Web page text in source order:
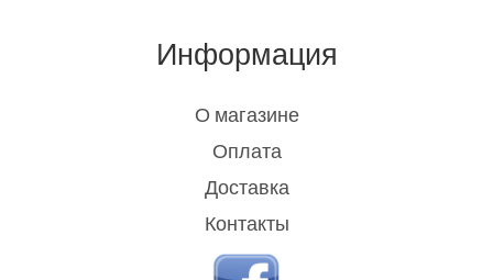
Информация
О магазине
Оплата
Доставка
Контакты